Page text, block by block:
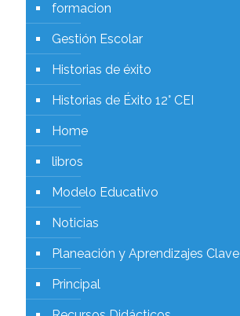
formacion
Gestión Escolar
Historias de éxito
Historias de Éxito 12° CEI
Home
libros
Modelo Educativo
Noticias
Planeación y Aprendizajes Clave
Principal